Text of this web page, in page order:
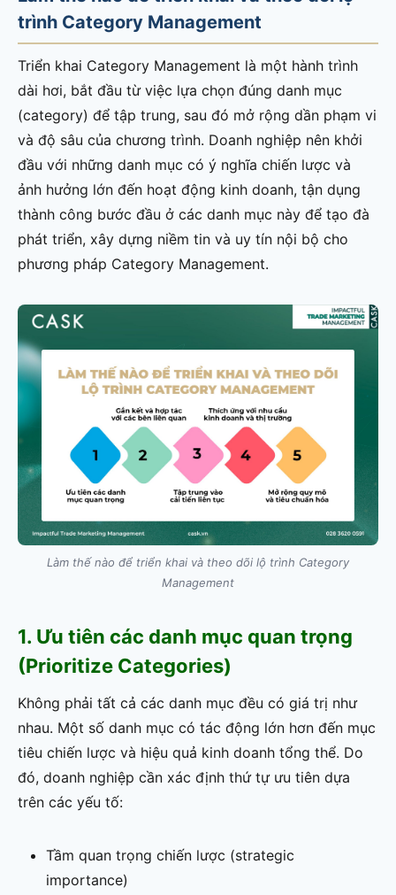
trình Category Management
Triển khai Category Management là một hành trình
dài hơi, bắt đầu từ việc lựa chọn đúng danh mục
(category) để tập trung, sau đó mở rộng dần phạm vi
và độ sâu của chương trình. Doanh nghiệp nên khởi
đầu với những danh mục có ý nghĩa chiến lược và
ảnh hưởng lớn đến hoạt động kinh doanh, tận dụng
thành công bước đầu ở các danh mục này để tạo đà
phát triển, xây dựng niềm tin và uy tín nội bộ cho
phương pháp Category Management.
Làm thế nào để triển khai và theo dõi lộ trình Category
Management
1. Ưu tiên các danh mục quan trọng
(Prioritize Categories)
Không phải tất cả các danh mục đều có giá trị như
nhau. Một số danh mục có tác động lớn hơn đến mục
tiêu chiến lược và hiệu quả kinh doanh tổng thể. Do
đó, doanh nghiệp cần xác định thứ tự ưu tiên dựa
trên các yếu tố:
Tầm quan trọng chiến lược (strategic
importance)